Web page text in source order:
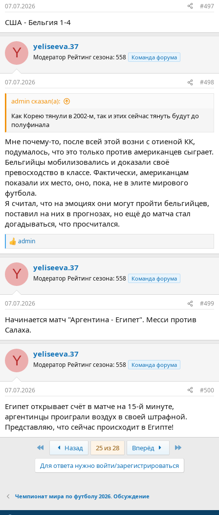
07.07.2026 #497
США - Бельгия 1-4
Y yeliseeva.37
Модератор Рейтинг сезона: 558 Команда форума
07.07.2026 #498
admin сказал(а):
Как Корею тянули в 2002-м, так и этих сейчас тянуть будут до
полуфинала
Мне почему-то, после всей этой возни с отиеной КК,
подумалось, что это только против американцев сыграет.
Бельгийцы мобилизовались и доказали своё
превосходство в классе. Фактически, американцам
показали их место, оно, пока, не в элите мирового
футбола.
Я считал, что на эмоциях они могут пройти бельгийцев,
поставил на них в прогнозах, но ещё до матча стал
догадываться, что просчитался.
Р
е
к
и
admin
Y yeliseeva.37
Модератор Рейтинг сезона: 558 Команда форума
07.07.2026 #499
Начинается матч "Аргентина - Египет". Месси против
Салаха.
Y yeliseeva.37
Модератор Рейтинг сезона: 558 Команда форума
07.07.2026 #500
Египет открывает счёт в матче на 15-й минуте,
аргентинцы проиграли воздух в своей штрафной.
Представляю, что сейчас происходит в Египте!
ПервыйНазад 25 из 28 Вперёд
Для ответа нужно войти/зарегистрироваться
Чемпионат мира по футболу 2026. Обсуждение